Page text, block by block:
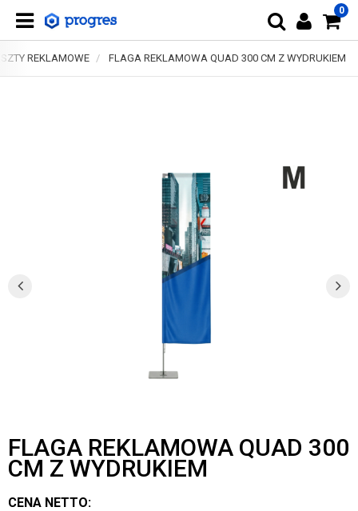
0
REKLAMOWE FLAGA REKLAMOWA QUAD 300 CM Z WYDRUKIEM
FLAGA REKLAMOWA QUAD 300
CM Z WYDRUKIEM
CENA NETTO: